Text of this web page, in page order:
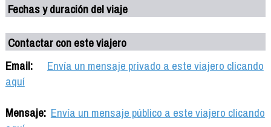
Fechas y duración del viaje
Contactar con este viajero
Email:
Envía un mensaje privado a este viajero clicando
aquí
Mensaje: Envía un mensaje público a este viajero clicando